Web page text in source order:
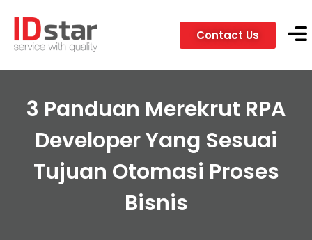
Contact Us
3 Panduan Merekrut RPA
Developer Yang Sesuai
Tujuan Otomasi Proses
Bisnis